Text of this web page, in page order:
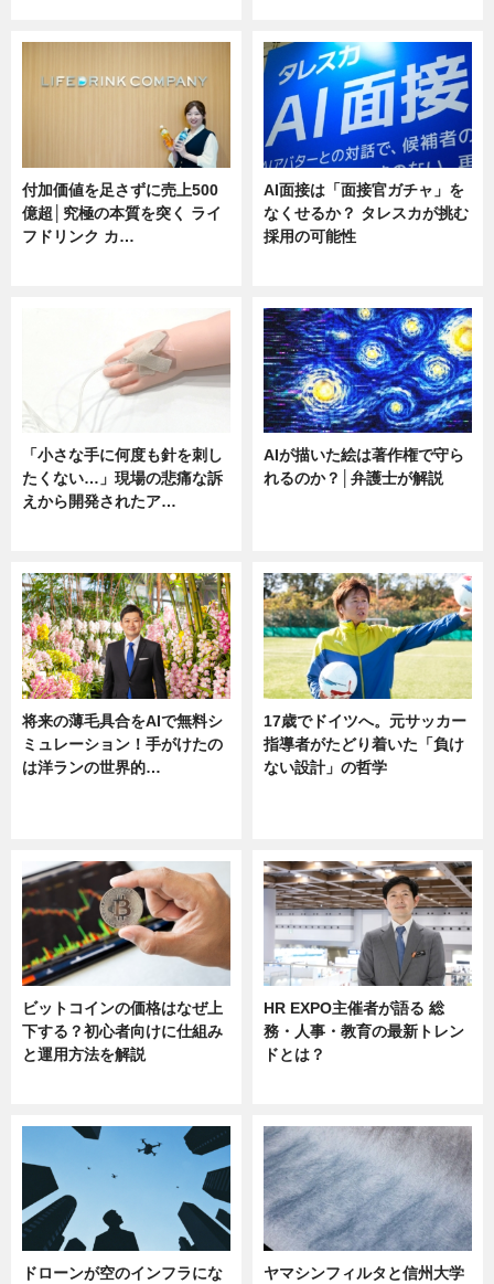
付加価値を足さずに売上500
億超│究極の本質を突く ライ
フドリンク カ…
AI面接は「面接官ガチャ」を
なくせるか？ タレスカが挑む
採用の可能性
「小さな手に何度も針を刺し
たくない…」現場の悲痛な訴
えから開発されたア…
AIが描いた絵は著作権で守ら
れるのか？│弁護士が解説
将来の薄毛具合をAIで無料シ
ミュレーション！手がけたの
は洋ランの世界的…
17歳でドイツへ。元サッカー
指導者がたどり着いた「負け
ない設計」の哲学
ビットコインの価格はなぜ上
下する？初心者向けに仕組み
と運用方法を解説
HR EXPO主催者が語る 総
務・人事・教育の最新トレン
ドとは？
ドローンが空のインフラにな ヤマシンフィルタと信州大学